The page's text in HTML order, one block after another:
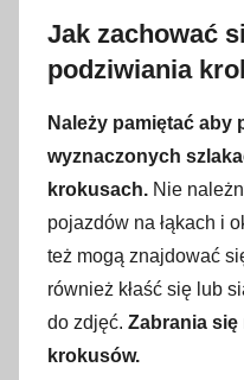
Jak zachować
podziwiania
Należy pamiętać aby
wyznaczonych
krokusach. Nie
pojazdów na łąkach i
też mogą znajdować
również kłaść się lub
do zdjęć. Zabrania się
krokusów.